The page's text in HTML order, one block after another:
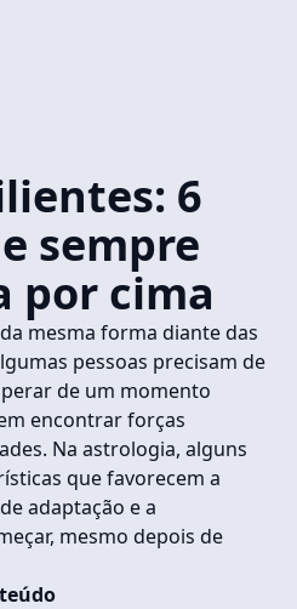
6
sempre
por cima
mesma forma diante das
pessoas precisam de
de um momento
encontrar forças
Na astrologia, alguns
que favorecem a
adaptação e a
mesmo depois de